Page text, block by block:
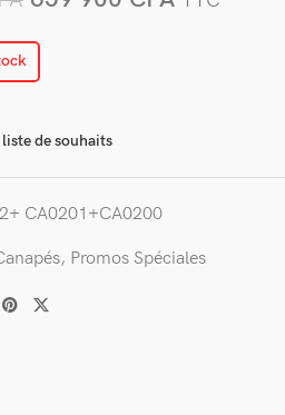
de souhaits
CA0201+CA0200
, Promos Spéciales